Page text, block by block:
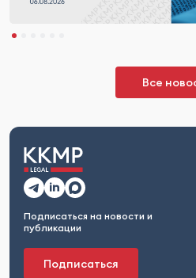
Все
Подписаться на новости и
публикации
Подписаться